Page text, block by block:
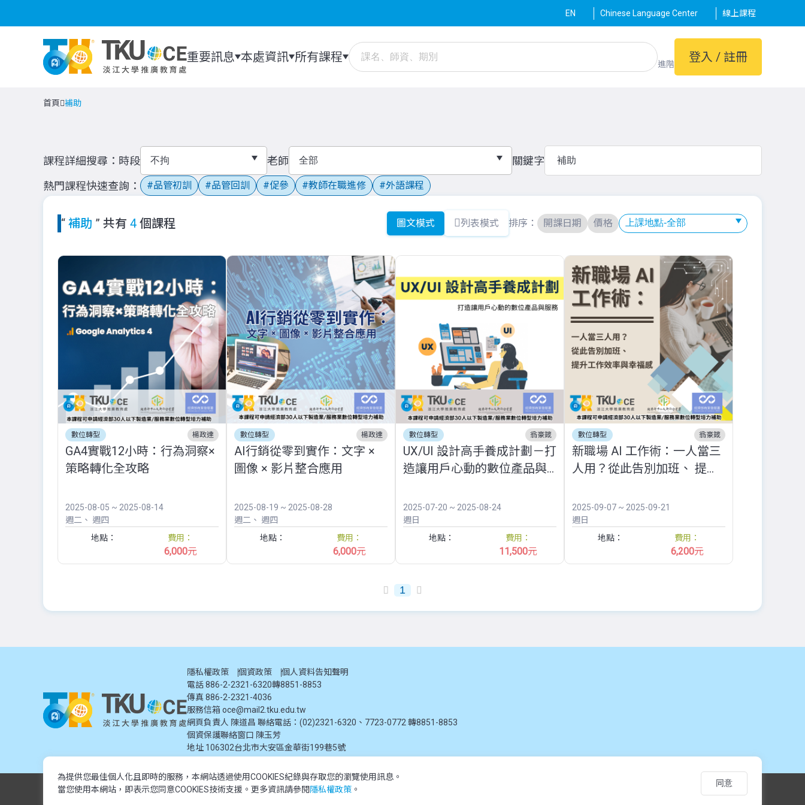
EN Chinese Language Center 線上課程
重要訊息 本處資訊 所有課程 進階 登入 / 註冊
首頁 補助
課程詳細搜尋 時段 老師
關鍵字
熱門課程快速查詢
品管初訓 品管回訓 促參 教師在職進修 外語課程
“ 補助 ” 共有 4 個課程 圖文模式 列表模式 排序： 開課日期 價格
數位轉型 楊政達
GA4實戰12小時：行為洞察×
策略轉化全攻略
2025-08-05 ~ 2025-08-14
週二
週四
地點：
費用：
6,000元
數位轉型 楊政達
AI行銷從零到實作：文字 ×
圖像 × 影片整合應用
2025-08-19 ~ 2025-08-28
週二
週四
地點：
費用：
6,000元
數位轉型 翁豪箴
UX/UI 設計高手養成計劃－打
造讓用戶心動的數位產品與
2025-07-20 ~ 2025-08-24
週日
地點：
費用：
11,500元
數位轉型 翁豪箴
新職場 AI 工作術：一人當三
人用？從此告別加班、 提升
2025-09-07 ~ 2025-09-21
週日
地點：
費用：
6,200元
1
隱私權政策 個資政策
個人資料告知聲明
電話 886-2-2321-6320轉8851-8853
傳真 886-2-2321-4036
服務信箱 oce@mail2.tku.edu.tw
網頁負責人 陳道昌 聯絡電話：(02)2321-6320、7723-0772 轉8851-8853
個資保護聯絡窗口 陳玉芳
地址 106302台北市大安區金華街199巷5號
© 2024 淡江大學推廣教育處. 版權所有。本網站內容由淡江大學推廣教育處提供，未經授權禁止轉載或引用。所有課程資訊、圖片及資料皆屬本單位所有，僅供學習交流使用。
為提供您最佳個人化且即時的服務，本網站透過使用COOKIES紀錄與存取您的瀏覽使用訊息。
當您使用本網站，即表示您同意COOKIES技術支援。更多資訊請參閱 隱私權政策 。
同意